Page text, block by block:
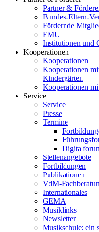
Partner &
Bundes-Eltern-
Fördernde
EMU
Institutionen und
Kooperationen
Kooperationen
Kooperationen
Kindergärten
Kooperationen
Service
Service
Presse
Termine
Stellenangebote
Fortbildungen
Publikationen
VdM-
Internationales
GEMA
Musiklinks
Newsletter
Musikschule: ein